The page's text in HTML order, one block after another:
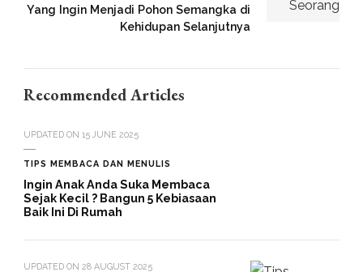
Yang Ingin Menjadi Pohon Semangka di
Kehidupan Selanjutnya
Recommended Articles
UPDATED ON 15 JUNE 2025
TIPS MEMBACA DAN MENULIS
Ingin Anak Anda Suka Membaca
Sejak Kecil ? Bangun 5 Kebiasaan
Baik Ini Di Rumah
UPDATED ON 28 AUGUST 2025